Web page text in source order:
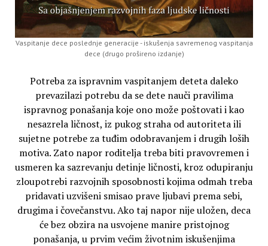
Vaspitanje dece poslednje generacije - iskušenja savremenog vaspitanja
dece (drugo prošireno izdanje)
Potreba za ispravnim vaspitanjem deteta daleko
prevazilazi potrebu da se dete nauči pravilima
ispravnog ponašanja koje ono može poštovati i kao
nesazrela ličnost, iz pukog straha od autoriteta ili
sujetne potrebe za tuđim odobravanjem i drugih loših
motiva. Zato napor roditelja treba biti pravovremen i
usmeren ka sazrevanju detinje ličnosti, kroz odupiranju
zloupotrebi razvojnih sposobnosti kojima odmah treba
pridavati uzvišeni smisao prave ljubavi prema sebi,
drugima i čovečanstvu. Ako taj napor nije uložen, deca
će bez obzira na usvojene manire pristojnog
ponašanja, u prvim većim životnim iskušenjima